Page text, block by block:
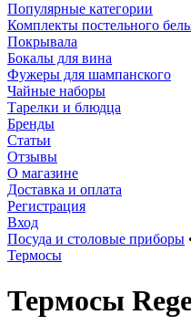
Популярные категории
Комплекты постельного
Покрывала
Бокалы для вина
Фужеры для шампанского
Чайные наборы
Тарелки и блюдца
Бренды
Статьи
Отзывы
О магазине
Доставка и оплата
Регистрация
Вход
Посуда и столовые приборы
Термосы
Термосы